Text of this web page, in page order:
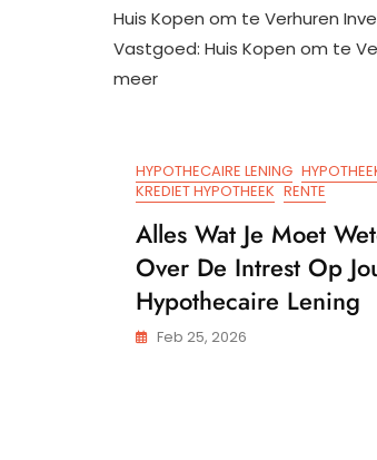
In
Vastgoed:
–
Financiële
En
Overwegingen
Huis Kopen om te Verhuren
Vastgoed: Huis Kopen om te
meer
HYPOTHECAIRE LENING
KREDIET HYPOTHEEK RENTE
Alles Wat Je Moet
Over De Intrest Op
Hypothecaire Lening
Feb 25, 2026